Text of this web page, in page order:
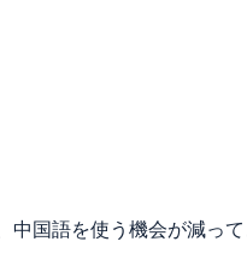
国語を使う機会が減っ